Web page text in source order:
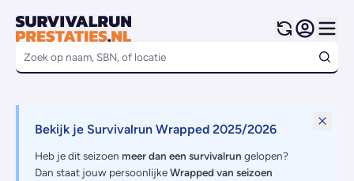
Bekijk je Survivalrun Wrapped 2025/2026
Heb je dit seizoen meer dan een survivalrun gelopen?
Dan staat jouw persoonlijkeWrapped van seizoen